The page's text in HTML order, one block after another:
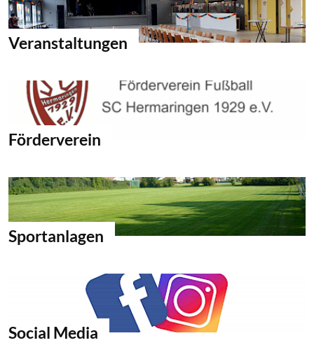
Veranstaltungen
Förderverein
Sportanlagen
Social Media